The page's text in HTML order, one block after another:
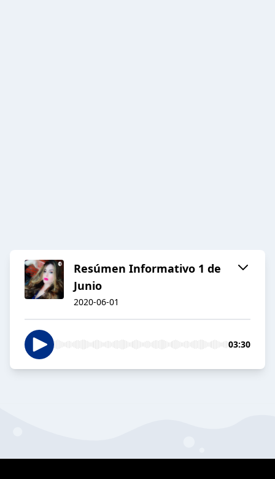
Resúmen Informativo 1 de
Junio
2020-06-01
03:30